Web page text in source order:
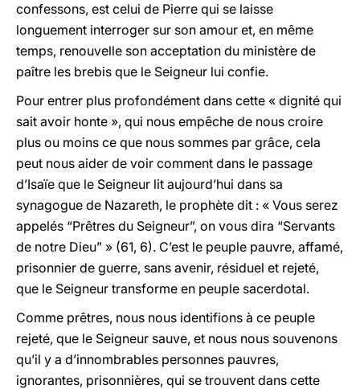
confessons, est celui de Pierre qui se laisse
longuement interroger sur son amour et, en même
temps, renouvelle son acceptation du ministère de
paître les brebis que le Seigneur lui confie.
Pour entrer plus profondément dans cette « dignité qui
sait avoir honte », qui nous empêche de nous croire
plus ou moins ce que nous sommes par grâce, cela
peut nous aider de voir comment dans le passage
d’Isaïe que le Seigneur lit aujourd’hui dans sa
synagogue de Nazareth, le prophète dit : « Vous serez
appelés “Prêtres du Seigneur”, on vous dira “Servants
de notre Dieu” » (61, 6). C’est le peuple pauvre, affamé,
prisonnier de guerre, sans avenir, résiduel et rejeté,
que le Seigneur transforme en peuple sacerdotal.
Comme prêtres, nous nous identifions à ce peuple
rejeté, que le Seigneur sauve, et nous nous souvenons
qu’il y a d’innombrables personnes pauvres,
ignorantes, prisonnières, qui se trouvent dans cette